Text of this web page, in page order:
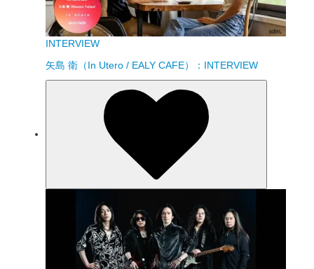
INTERVIEW
矢島 衛（In Utero / EALY CAFE）：INTERVIEW